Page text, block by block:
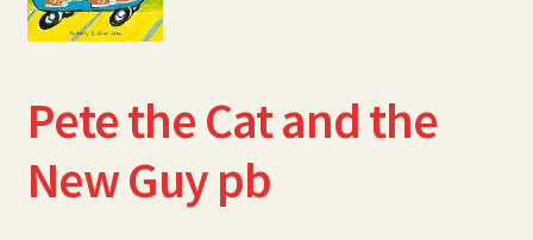
Contato
Política de Cookies (BR)
Pete the Cat and the
New Guy pb